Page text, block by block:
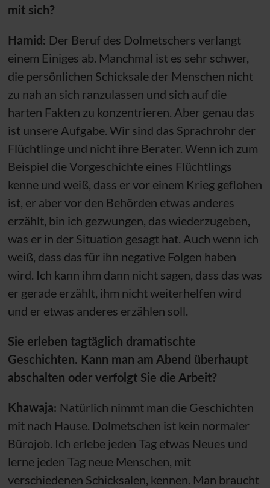
mit sich?
Hamid: Der Beruf des Dolmetschers verlangt
einem Einiges ab. Manchmal ist es sehr schwer,
die persönlichen Schicksale der Menschen nicht
zu nah an sich ranzulassen und sich auf die
harten Fakten zu konzentrieren. Aber genau das
ist unsere Aufgabe. Wir sind das Sprachrohr der
Flüchtlinge und nicht ihre Berater. Wenn ich zum
Beispiel die Vorgeschichte eines Flüchtlings
kenne und weiß, dass er vor einem Krieg geflohen
ist, er aber vor den Behörden etwas anderes
erzählt, bin ich gezwungen, das wiederzugeben,
was er in der Situation gesagt hat. Auch wenn ich
weiß, dass das für ihn negative Folgen haben
wird. Ich kann ihm dann nicht sagen, dass das was
er gerade erzählt, ihm nicht weiterhelfen wird
und er etwas anderes erzählen soll.
Sie erleben tagtäglich dramatischte
Geschichten. Kann man am Abend überhaupt
abschalten oder verfolgt Sie die Arbeit?
Khawaja: Natürlich nimmt man die Geschichten
mit nach Hause. Dolmetschen ist kein normaler
Bürojob. Ich erlebe jeden Tag etwas Neues und
lerne jeden Tag neue Menschen, mit
verschiedenen Schicksalen, kennen. Man braucht